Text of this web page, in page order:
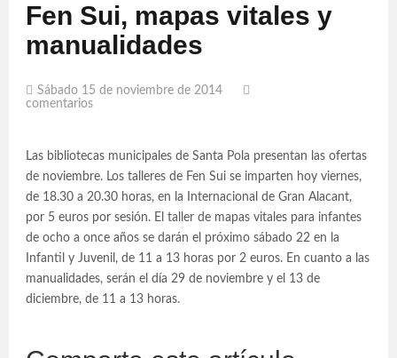
Fen Sui, mapas vitales y
manualidades
Sábado 15 de noviembre de 2014
comentarios
Las bibliotecas municipales de Santa Pola presentan las ofertas
de noviembre. Los talleres de Fen Sui se imparten hoy viernes,
de 18.30 a 20.30 horas, en la Internacional de Gran Alacant,
por 5 euros por sesión. El taller de mapas vitales para infantes
de ocho a once años se darán el próximo sábado 22 en la
Infantil y Juvenil, de 11 a 13 horas por 2 euros. En cuanto a las
manualidades, serán el día 29 de noviembre y el 13 de
diciembre, de 11 a 13 horas.